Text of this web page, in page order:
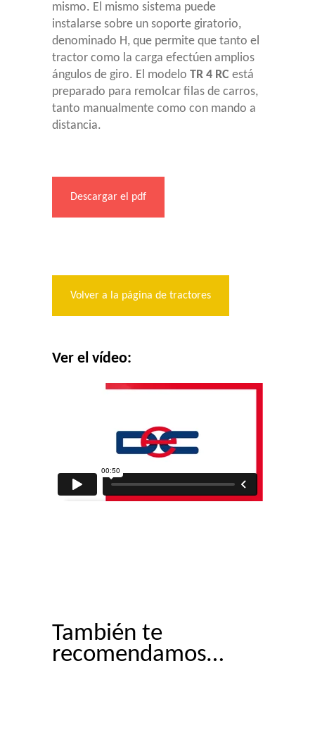
mismo. El mismo sistema puede
instalarse sobre un soporte giratorio,
denominado H, que permite que tanto el
tractor como la carga efectúen amplios
ángulos de giro. El modelo TR 4 RC está
preparado para remolcar filas de carros,
tanto manualmente como con mando a
distancia.
Descargar el pdf
Volver a la página de tractores
Ver el vídeo:
También te
recomendamos…